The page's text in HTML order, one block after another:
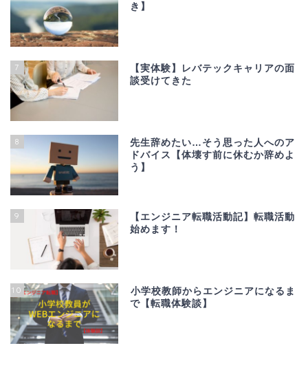
き】
7
【実体験】レバテックキャリアの面
談受けてきた
8
先生辞めたい…そう思った人へのア
ドバイス【体壊す前に休むか辞めよ
う】
9
【エンジニア転職活動記】転職活動
始めます！
10
小学校教師からエンジニアになるま
で【転職体験談】